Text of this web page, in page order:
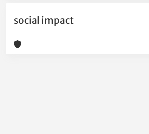
social impact